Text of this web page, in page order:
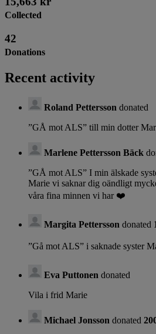
Collected
42
Donations
Recent activity
Roland Pettersson donated
”GÅ mot ALS” till min dotter
Marlene Pettersson Bäck
”GÅ mot ALS” I min älskade
Marie vi saknar dig oändligt
våra fina minnen vi har ❤️
Margita Pettersson donated
”Gå mot ALS” i saknade syster
Eva Puttonen donated
Vila i frid Marie
Michael Jonsson donated